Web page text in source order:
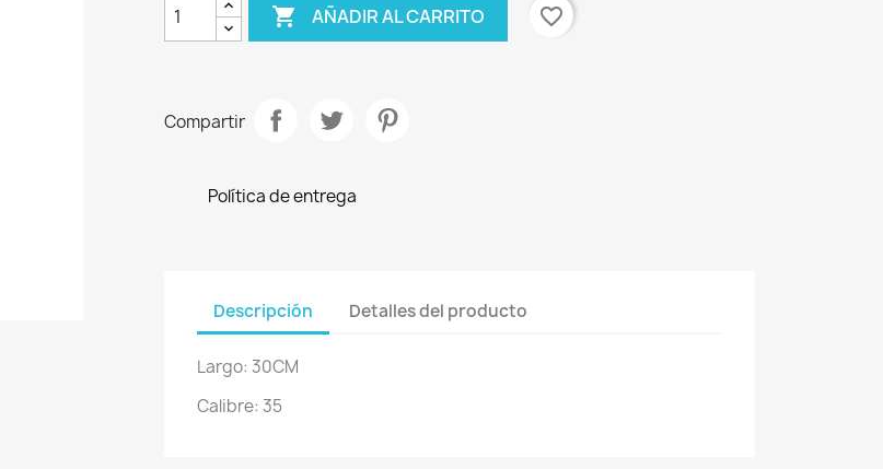
 AÑADIR AL CARRITO favorite_border
Compartir
Política de entrega
Descripción Detalles del producto
Largo: 30CM
Calibre: 35